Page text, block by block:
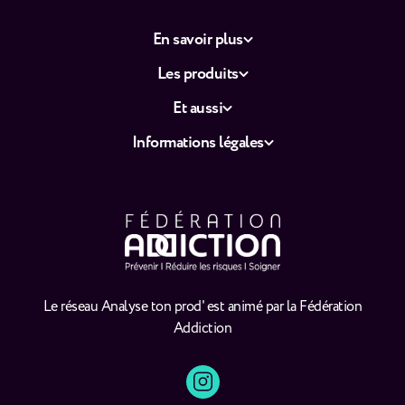
Le réseau Analyse ton prod' est animé par la Fédération
Addiction
En savoir plus
Les produits
Et aussi
Informations légales